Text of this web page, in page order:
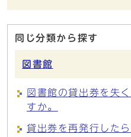
同じ分類から探す
図書館
図書館の貸出券を失
すか。
貸出券を再発行した